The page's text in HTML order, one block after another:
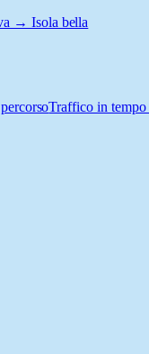
→ Isola bella
Traffico in tempo